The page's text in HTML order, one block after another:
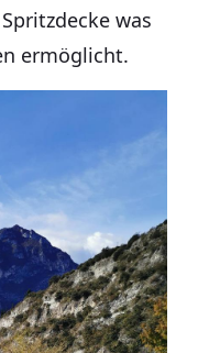
was
ermöglicht.